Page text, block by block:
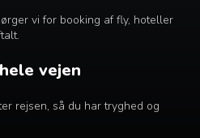
vi for booking af fly, hoteller
vejen
rejsen, så du har tryghed og